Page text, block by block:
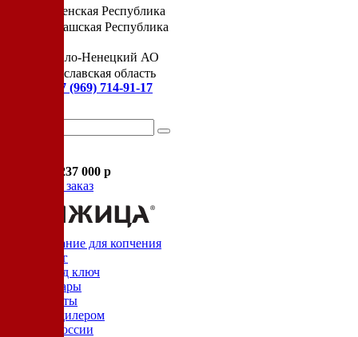
Чеченская Республика
Чувашская Республика
Ямало-Ненецкий АО
Ярославская область
+7 (969) 714-91-17
1 237 000 р
Оформить заказ
Оборудование для копчения
Каталог
Цех под ключ
Семинары
Контакты
Стать дилером
Цеха России